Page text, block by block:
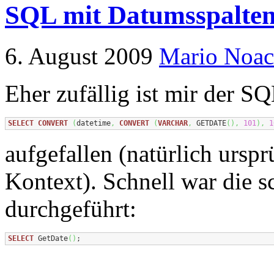
SQL mit
6. August 2009 Mario
Eher zufällig ist mir der
SELECT CONVERT (datetime, CONVERT (VARCHAR, GETDATE( ) , 101) ,
aufgefallen (natürlich
Kontext). Schnell war die
durchgeführt:
SELECT GetDate( ) ;